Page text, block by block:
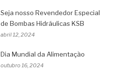
Seja nosso Revendedor Especial
de Bombas Hidráulicas KSB
abril 12, 2024
Dia Mundial da Alimentação
outubro 16, 2024